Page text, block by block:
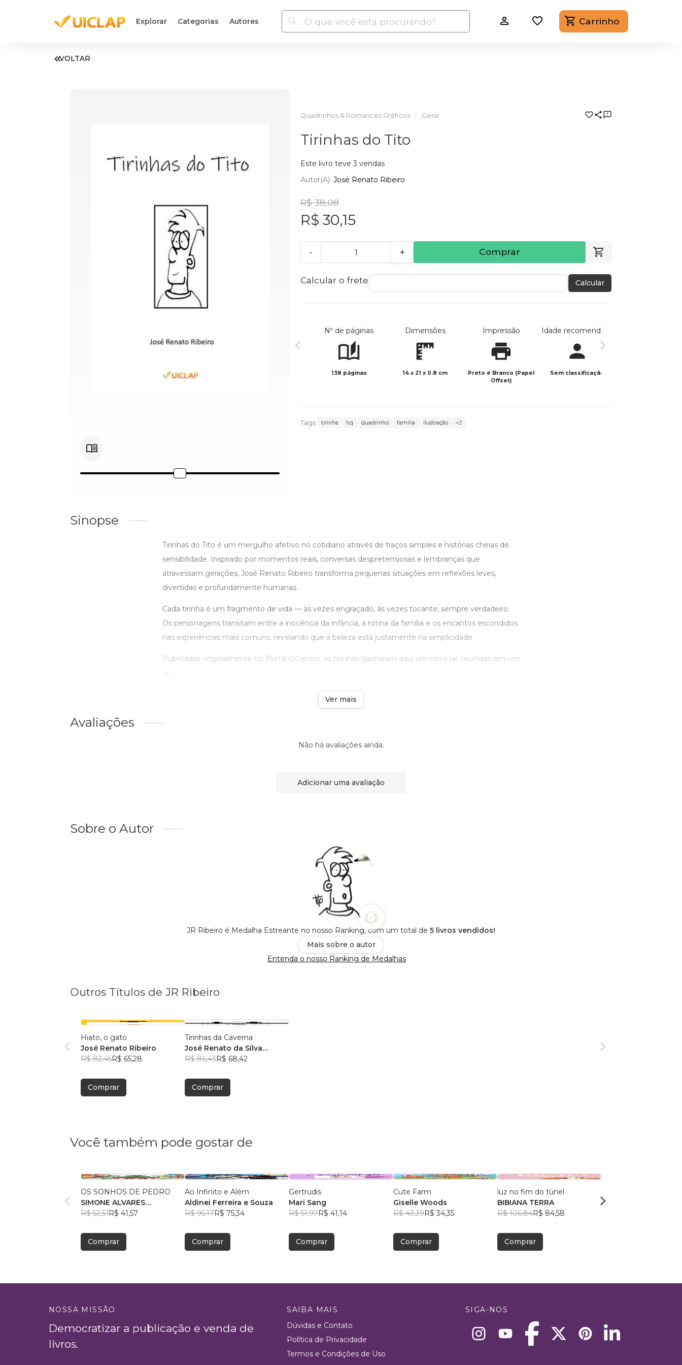
Explorar Categorias Autores Carrinho
VOLTAR
Quadrinhos & Romances Gráficos Geral
Tirinhas do Tito
Este livro teve 3 vendas
Autor(a): José Renato Ribeiro
R$ 38,08
R$ 30,15
- + Comprar
Calcular o frete Calcular
Nº de páginas
138 páginas
Dimensões
14 x 21 x 0.8 cm
Impressão
Preto e Branco (Papel
Offset)
Idade recomendada
Sem classificação
Tags: tirinha hq quadrinho família ilustração +2
Sinopse
Tirinhas do Tito é um mergulho afetivo no cotidiano através de traços simples e histórias cheias de
sensibilidade. Inspirado por momentos reais, conversas despretensiosas e lembranças que
atravessam gerações, José Renato Ribeiro transforma pequenas situações em reflexões leves,
divertidas e profundamente humanas.
Cada tirinha é um fragmento de vida — às vezes engraçado, às vezes tocante, sempre verdadeiro.
Os personagens transitam entre a inocência da infância, a rotina da família e os encantos escondidos
nas experiências mais comuns, revelando que a beleza está justamente na simplicidade.
Publicadas originalmente no Portal OCorreio, as tirinhas ganharam aqui um novo lar, reunidas em um
vo ...
Ver mais
Avaliações
Não há avaliações ainda.
Adicionar uma avaliação
Sobre o Autor
JR Ribeiro é Medalha Estreante no nosso Ranking, com um total de 5 livros vendidos!
Mais sobre o autor
Entenda o nosso Ranking de Medalhas
Outros Títulos de JR Ribeiro
Hiato, o gato
José Renato Ribeiro
R$ 82,45R$ 65,28
Comprar
Tirinhas da Caverna
José Renato da Silva
Freitas Andrade Ribeiro
R$ 86,43R$ 68,42
Comprar
Você também pode gostar de
OS SONHOS DE PEDRO
SIMONE ALVARES
FERAUCHE
R$ 52,51R$ 41,57
Comprar
Ao Infinito e Além
Aldinei Ferreira e Souza
R$ 95,17R$ 75,34
Comprar
Gertrudis
Mari Sang
R$ 51,97R$ 41,14
Comprar
Cute Farm
Giselle Woods
R$ 43,39R$ 34,35
Comprar
luz no fim do túnel
BIBIANA TERRA
R$ 106,84R$ 84,58
Comprar
Ramatis
NOSSA MISSÃO
Democratizar a publicação e venda de
livros.
SAIBA MAIS
Dúvidas e Contato
Política de Privacidade
Termos e Condições de Uso
SIGA-NOS